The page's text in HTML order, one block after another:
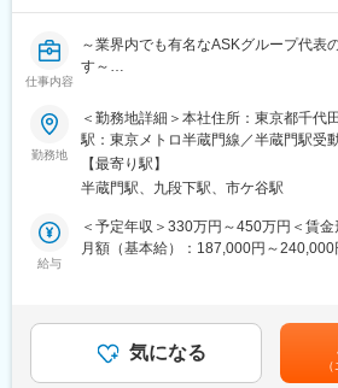
いという想いで休日・休暇制度を充実
■働く環境：
20～40代のスタッフが活躍中です。面
です！
■同社の特徴：
創業30年以上の歴史を持ち、まだデザ
建築技術を融合し、世界へ発信できる
げてきた実績があります。今までのア
仕事内容
～業界内でも有名なASKグループ代表
す～
創業以来、商業施設や再開発、不動産
開してきたASK PLANNING株式会社。
グループは、銀座シャネルや天王洲ア
発・再生など、数々の注目案件を手が
そんな当社で今回は、代表直下のポジ
募集します。未経験の方も歓迎です。
ール管理・来客対応・出張や会食の手
広くサポートいただきます。日々変化
変に対応する判断力や、相手の立場に
勤務地
＜勤務地詳細＞本社住所：東京都千代
駅：東京メトロ半蔵門線／半蔵門駅受
変更の範囲：会社の定める事業所
【最寄り駅】
半蔵門駅、九段下駅、市ケ谷駅
給与
＜予定年収＞330万円～450万円＜賃
月額（基本給）：187,000円～240,000
験・スキルに応じて決定※上記想定年
す賃金はあくまでも目安の金額であり
能性があります。月給(月額)は固定手当
気になる